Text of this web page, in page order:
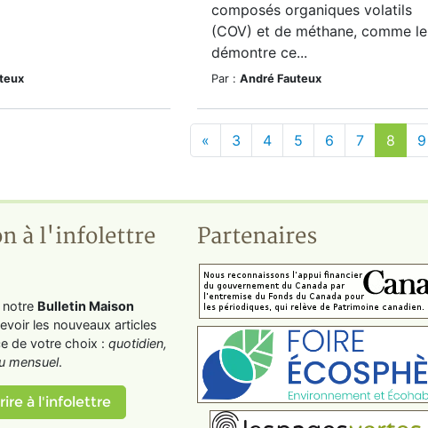
composés organiques volatils
(COV) et de méthane, comme le
démontre ce...
Par : André Fauteux
« 3 4 5 6 7 8 9
à l'infolettre
Bulletin Maison
les nouveaux articles
de votre choix : quotidien,
mensuel.
à l'infolettre
Partenaires